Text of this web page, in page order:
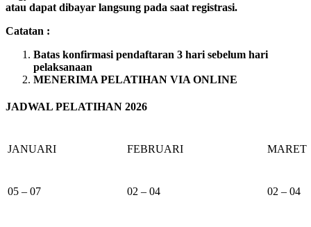
atau dapat dibayar langsung pada saat registrasi.
Catatan :
Batas konfirmasi pendaftaran 3 hari sebelum hari
pelaksanaan
MENERIMA PELATIHAN VIA ONLINE
JADWAL PELATIHAN 2026
JANUARI FEBRUARI MARET
05 – 07 02 – 04 02 – 04